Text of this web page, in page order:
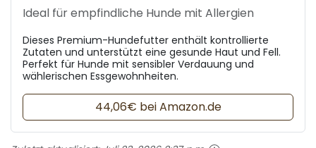
Ideal für empfindliche Hunde mit Allergien
Dieses Premium-Hundefutter enthält kontrollierte
Zutaten und unterstützt eine gesunde Haut und Fell.
Perfekt für Hunde mit sensibler Verdauung und
wählerischen Essgewohnheiten.
44,06€ bei Amazon.de